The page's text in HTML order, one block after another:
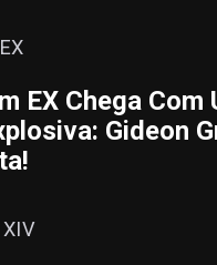
EX Chega Com
Gideon